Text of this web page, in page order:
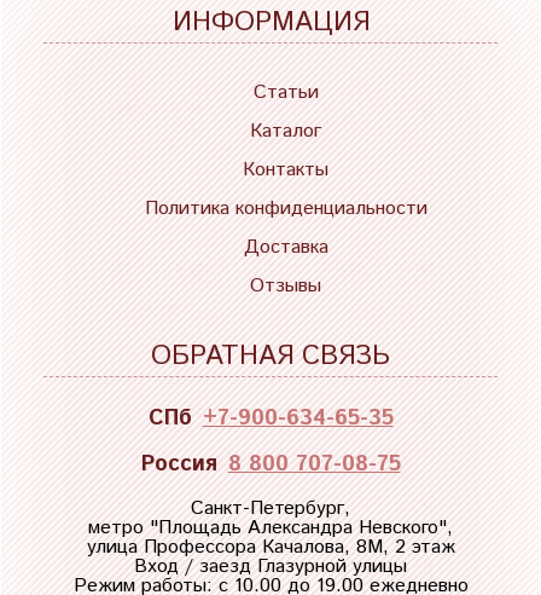
ИНФОРМАЦИЯ
Статьи
Каталог
Контакты
Политика конфиденциальности
Доставка
Отзывы
ОБРАТНАЯ СВЯЗЬ
СПб +7-900-634-65-35
Россия 8 800 707-08-75
Санкт-Петербург,
метро "Площадь Александра Невского",
улица Профессора Качалова, 8М, 2 этаж
Вход / заезд Глазурной улицы
Режим работы: с 10.00 до 19.00 ежедневно